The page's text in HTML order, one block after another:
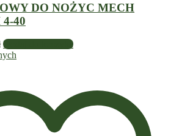
DO NOŻYC MECH
40
Dodaj do koszyka